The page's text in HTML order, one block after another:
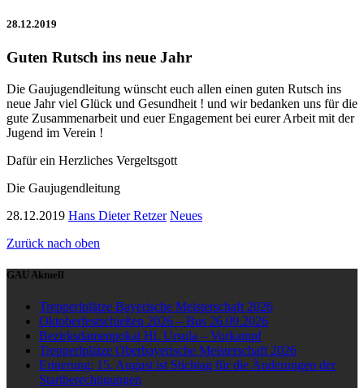
28.12.2019
Guten Rutsch ins neue Jahr
Die Gaujugendleitung wünscht euch allen einen guten Rutsch ins
neue Jahr viel Glück und Gesundheit ! und wir bedanken uns für die
gute Zusammenarbeit und euer Engagement bei eurer Arbeit mit der
Jugend im Verein !
Dafür ein Herzliches Vergeltsgott
Die Gaujugendleitung
28.12.2019 Hans Dieter Retzer Neues
Zurück nach oben
GAU Aktuell
Trepperlplätze Bayerische Meisterschaft 2026
Oktoberfestschießen 2026 – Bus 26.09.2026
Bezirksdamenpokal Hl. Ursula – Vorkampf
Trepperlplätze Oberbayerische Meisterschaft 2026
Erinerung: 15. August ist Stichtag für die Änderungen der
Startberechtigungen